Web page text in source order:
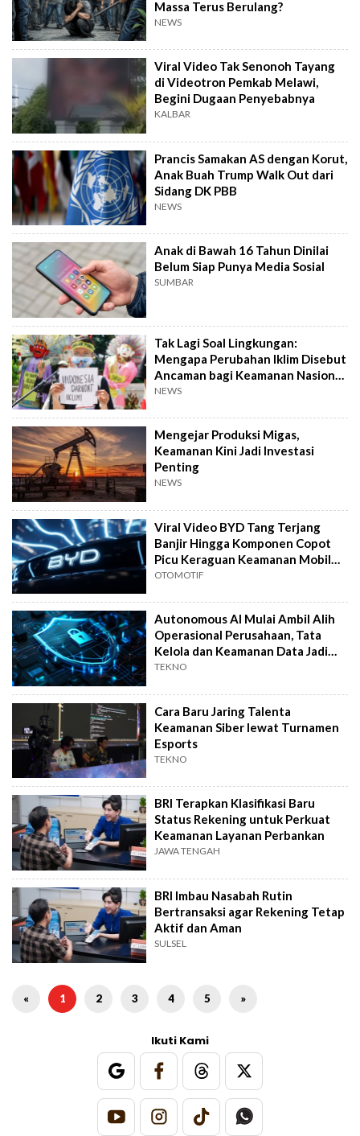
Massa Terus Berulang?
NEWS
Viral Video Tak Senonoh Tayang
di Videotron Pemkab Melawi,
Begini Dugaan Penyebabnya
KALBAR
Prancis Samakan AS dengan Korut,
Anak Buah Trump Walk Out dari
Sidang DK PBB
NEWS
Anak di Bawah 16 Tahun Dinilai
Belum Siap Punya Media Sosial
SUMBAR
Tak Lagi Soal Lingkungan:
Mengapa Perubahan Iklim Disebut
Ancaman bagi Keamanan Nasional
Indonesia?
NEWS
Mengejar Produksi Migas,
Keamanan Kini Jadi Investasi
Penting
NEWS
Viral Video BYD Tang Terjang
Banjir Hingga Komponen Copot
Picu Keraguan Keamanan Mobil
Listrik
OTOMOTIF
Autonomous AI Mulai Ambil Alih
Operasional Perusahaan, Tata
Kelola dan Keamanan Data Jadi
Kunci
TEKNO
Cara Baru Jaring Talenta
Keamanan Siber lewat Turnamen
Esports
TEKNO
BRI Terapkan Klasifikasi Baru
Status Rekening untuk Perkuat
Keamanan Layanan Perbankan
JAWA TENGAH
BRI Imbau Nasabah Rutin
Bertransaksi agar Rekening Tetap
Aktif dan Aman
SULSEL
« 1 2 3 4 5 »
Ikuti Kami